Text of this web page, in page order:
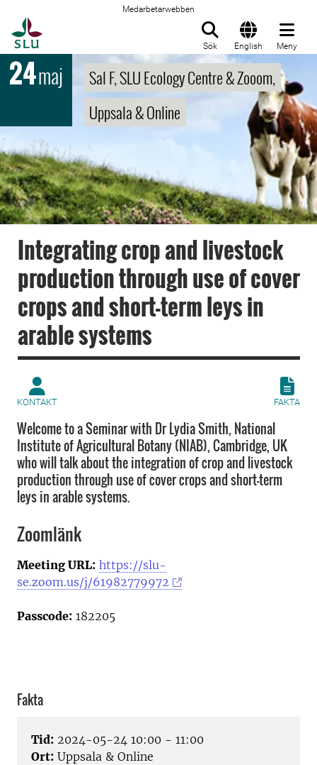
Medarbetarwebben
Sök English Meny
24maj
Sal F, SLU Ecology Centre & Zooom,
Uppsala & Online
Integrating crop and livestock
production through use of cover
crops and short-term leys in
arable systems
KONTAKT FAKTA
Welcome to a Seminar with Dr Lydia Smith, National
Institute of Agricultural Botany (NIAB), Cambridge, UK
who will talk about the integration of crop and livestock
production through use of cover crops and short-term
leys in arable systems.
Zoomlänk
Meeting URL: https://slu-
se.zoom.us/j/61982779972
Passcode: 182205
Fakta
Tid: 2024-05-24 10:00 - 11:00
Ort: Uppsala & Online